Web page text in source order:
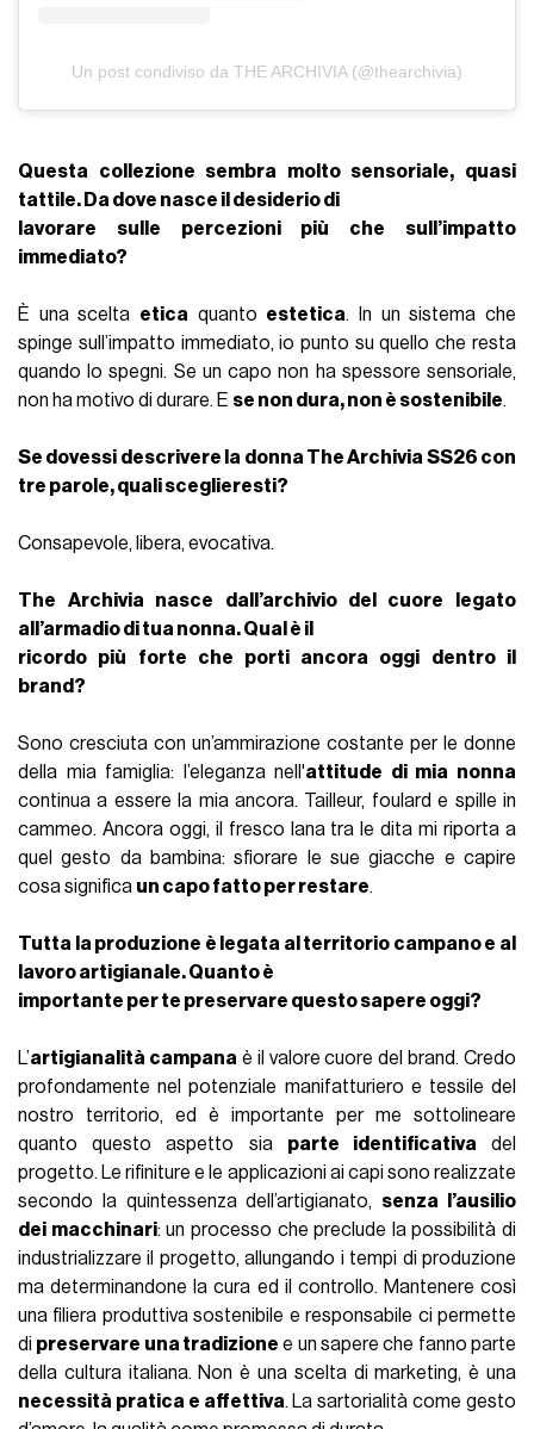
Un post condiviso da THE ARCHIVIA (@thearchivia)
Questa collezione sembra molto sensoriale, quasi
tattile. Da dove nasce il desiderio di
lavorare sulle percezioni più che sull’impatto
immediato?
È una scelta etica quanto estetica. In un sistema che
spinge sull’impatto immediato, io punto su quello che resta
quando lo spegni. Se un capo non ha spessore sensoriale,
non ha motivo di durare. E se non dura, non è sostenibile.
Se dovessi descrivere la donna The Archivia SS26 con
tre parole, quali sceglieresti?
Consapevole, libera, evocativa.
The Archivia nasce dall’archivio del cuore legato
all’armadio di tua nonna. Qual è il
ricordo più forte che porti ancora oggi dentro il
brand?
Sono cresciuta con un’ammirazione costante per le donne
della mia famiglia: l’eleganza nell'attitude di mia nonna
continua a essere la mia ancora. Tailleur, foulard e spille in
cammeo. Ancora oggi, il fresco lana tra le dita mi riporta a
quel gesto da bambina: sfiorare le sue giacche e capire
cosa significa un capo fatto per restare.
Tutta la produzione è legata al territorio campano e al
lavoro artigianale. Quanto è
importante per te preservare questo sapere oggi?
L’artigianalità campanaè il valore cuore del brand. Credo
profondamente nel potenziale manifatturiero e tessile del
nostro territorio, ed è importante per me sottolineare
quanto questo aspetto sia parte identificativadel
progetto. Le rifiniture e le applicazioni ai capi sono realizzate
secondo la quintessenza dell’artigianato, senza l’ausilio
dei macchinari: un processo che preclude la possibilità di
industrializzare il progetto, allungando i tempi di produzione
ma determinandone la cura ed il controllo. Mantenere così
una filiera produttiva sostenibile e responsabile ci permette
di preservare una tradizione e un sapere che fanno parte
della cultura italiana. Non è una scelta di marketing, è una
necessità pratica e affettiva. La sartorialità come gesto